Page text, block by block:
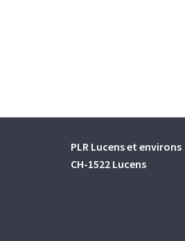
PLR Lucens et environs
CH-1522 Lucens